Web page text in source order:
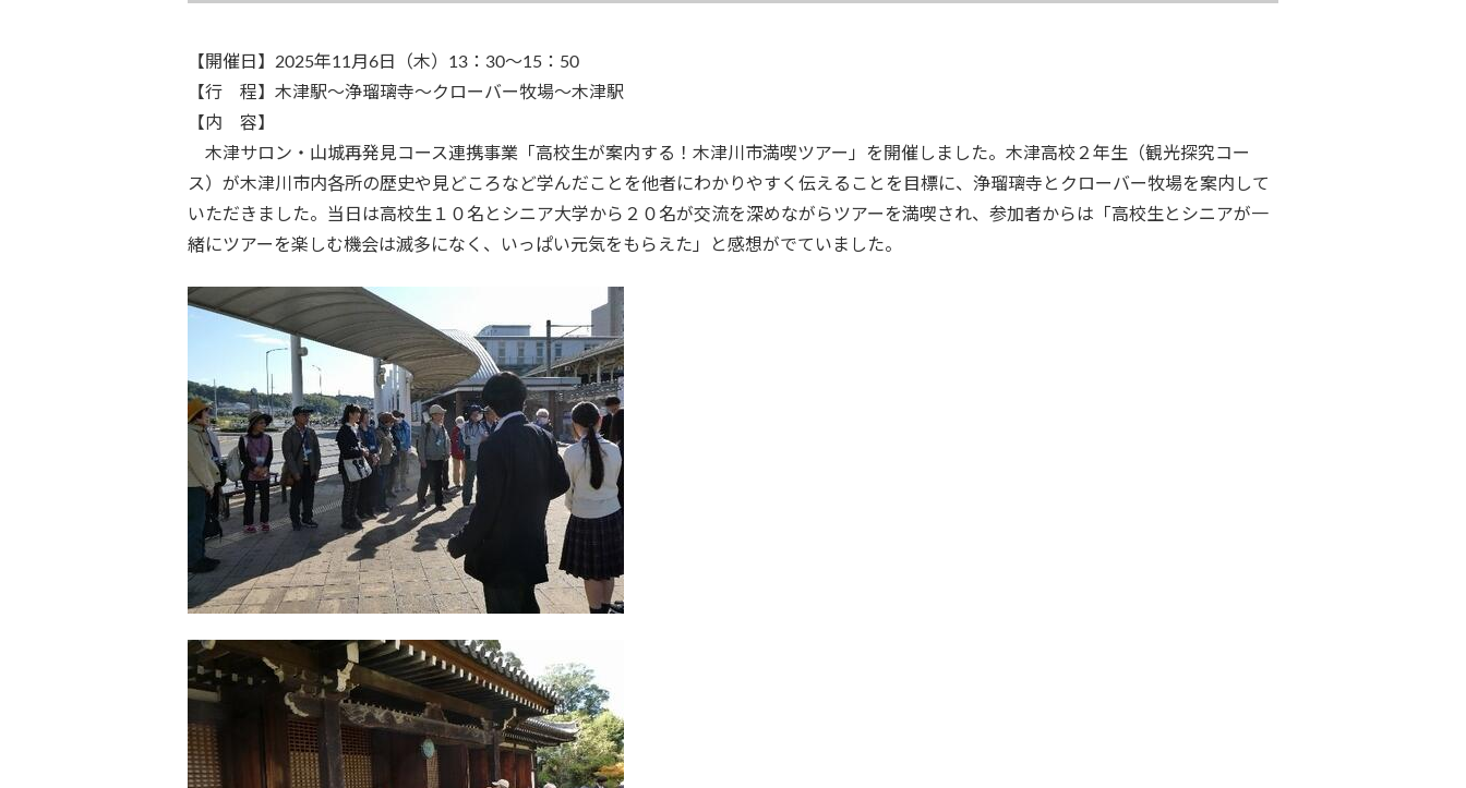
【開催日】2025年11月6日（木）13：30～15：50
【行 程】木津駅～浄瑠璃寺～クローバー牧場～木津駅
【内 容】
木津サロン・山城再発見コース連携事業「高校生が案内する！木津川市満喫ツアー」を開催しました。木津高校２年生（観光探究コー
ス）が木津川市内各所の歴史や見どころなど学んだことを他者にわかりやすく伝えることを目標に、浄瑠璃寺とクローバー牧場を案内して
いただきました。当日は高校生１０名とシニア大学から２０名が交流を深めながらツアーを満喫され、参加者からは「高校生とシニアが一
緒にツアーを楽しむ機会は滅多になく、いっぱい元気をもらえた」と感想がでていました。